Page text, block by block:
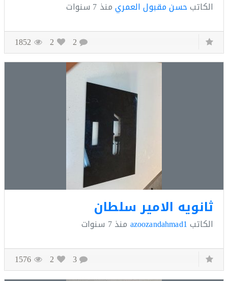
حسن مقبول العمريمنذ7 سنوات
2
1852
الامير سلطان
azoozandahmad1منذ7 سنوات
2
1576